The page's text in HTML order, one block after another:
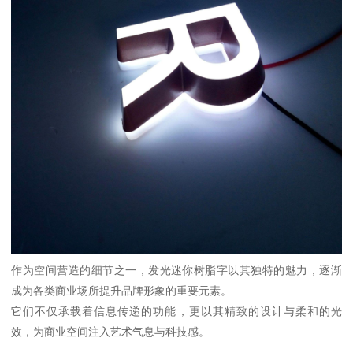
作为空间营造的细节之一，发光迷你树脂字以其独特的魅力，逐渐
成为各类商业场所提升品牌形象的重要元素。
它们不仅承载着信息传递的功能，更以其精致的设计与柔和的光
效，为商业空间注入艺术气息与科技感。